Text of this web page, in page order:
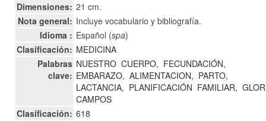
Dimensiones: 21 cm.
Nota general: Incluye vocabulario y bibliografía.
Idioma : Español (spa)
Clasificación: MEDICINA
Palabras
clave:
NUESTRO CUERPO, FECUNDACIÓN,
EMBARAZO, ALIMENTACION, PARTO,
LACTANCIA, PLANIFICACIÓN FAMILIAR,
CAMPOS
Clasificación: 618